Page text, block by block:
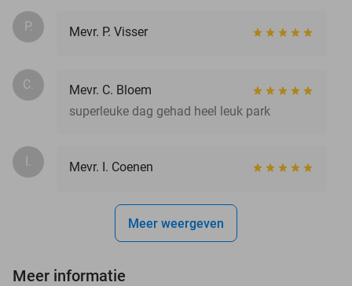
P. Mevr. P. Visser
C.
Mevr. C. Bloem
superleuke dag gehad heel leuk park
I. Mevr. I. Coenen
Meer weergeven
Meer informatie